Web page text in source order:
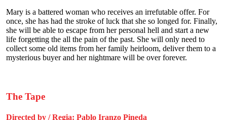
Mary is a battered woman who receives an irrefutable offer. For
once, she has had the stroke of luck that she so longed for. Finally,
she will be able to escape from her personal hell and start a new
life forgetting the all the pain of the past. She will only need to
collect some old items from her family heirloom, deliver them to a
mysterious buyer and her nightmare will be over forever.
The Tape
Directed by / Regia: Pablo Iranzo Pineda